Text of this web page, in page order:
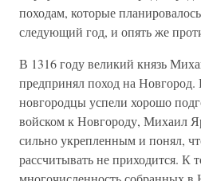
походам, которые
следующий год, и опять же
В 1316 году великий князь
предпринял поход на Новгород.
новгородцы успели хорошо
войском к Новгороду, Михаил
сильно укрепленным и понял,
рассчитывать не приходится. К